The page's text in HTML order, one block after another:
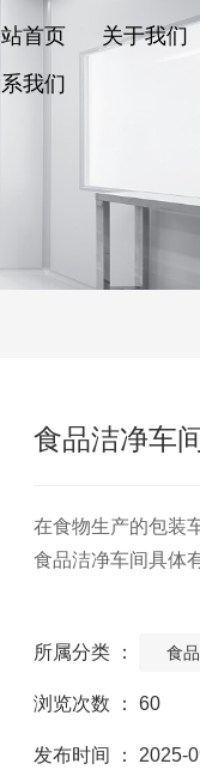
首页 关于我们
我们
食品洁净车
在食物生产的包装
食品洁净车间具体
所属分类 ： 食
浏览次数 ： 60
发布时间 ： 2025-